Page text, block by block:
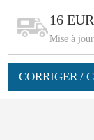
16
Mise à
CORRIGER /